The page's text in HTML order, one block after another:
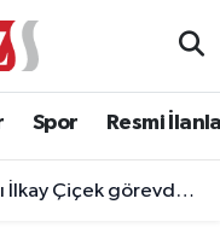
Spor Resmi
görevden uzaklaştırıldı